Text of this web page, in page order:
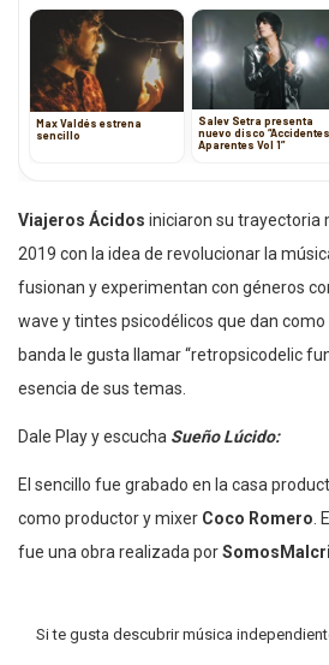
Max Valdés estrena
sencillo
Salev Setra presenta
nuevo disco “Accidentes
Aparentes Vol 1”
Viajeros Ácidos iniciaron su trayectoria
2019 con la idea de revolucionar la
fusionan y experimentan con géneros
wave y tintes psicodélicos que dan
banda le gusta llamar “retropsicodelic
esencia de sus temas.
Dale Play y escucha Sueño Lúcido:
El sencillo fue grabado en la casa
como productor y mixer Coco Romero
fue una obra realizada por
Si te gusta descubrir música